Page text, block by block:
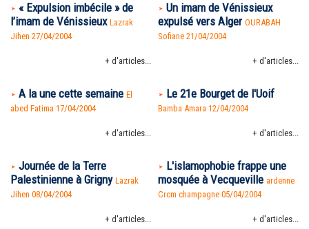
« Expulsion imbécile » de
l’imam de Vénissieux Lazrak
Jihen 27/04/2004
+ d'articles...
Un imam de Vénissieux
expulsé vers Alger OURABAH
Sofiane 21/04/2004
+ d'articles...
A la une cette semaine El
abed Fatima 17/04/2004
+ d'articles...
Le 21e Bourget de l'Uoif
Bamba Amara 12/04/2004
+ d'articles...
Journée de la Terre
Palestinienne à Grigny Lazrak
Jihen 08/04/2004
+ d'articles...
L'islamophobie frappe une
mosquée à Vecqueville ardenne
Crcm champagne 05/04/2004
+ d'articles...